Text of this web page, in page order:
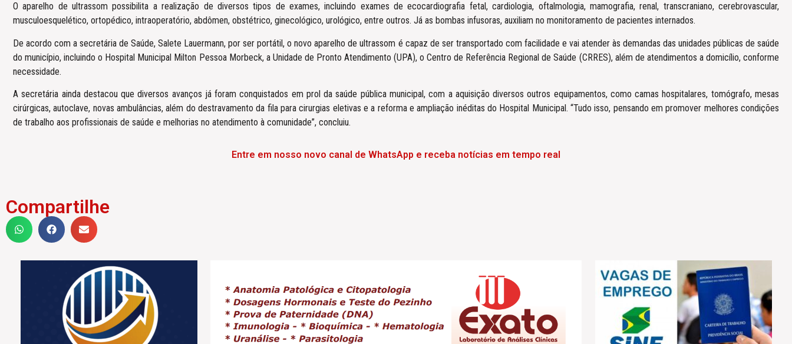
O aparelho de ultrassom possibilita a realização de diversos tipos de exames, incluindo exames de ecocardiografia fetal, cardiologia, oftalmologia, mamografia, renal, transcraniano, cerebrovascular,
musculoesquelético, ortopédico, intraoperatório, abdômen, obstétrico, ginecológico, urológico, entre outros. Já as bombas infusoras, auxiliam no monitoramento de pacientes internados.
De acordo com a secretária de Saúde, Salete Lauermann, por ser portátil, o novo aparelho de ultrassom é capaz de ser transportado com facilidade e vai atender às demandas das unidades públicas de saúde
do município, incluindo o Hospital Municipal Milton Pessoa Morbeck, a Unidade de Pronto Atendimento (UPA), o Centro de Referência Regional de Saúde (CRRES), além de atendimentos a domicílio, conforme
necessidade.
A secretária ainda destacou que diversos avanços já foram conquistados em prol da saúde pública municipal, com a aquisição diversos outros equipamentos, como camas hospitalares, tomógrafo, mesas
cirúrgicas, autoclave, novas ambulâncias, além do destravamento da fila para cirurgias eletivas e a reforma e ampliação inéditas do Hospital Municipal. “Tudo isso, pensando em promover melhores condições
de trabalho aos profissionais de saúde e melhorias no atendimento à comunidade”, concluiu.
Entre em nosso novo canal de WhatsApp e receba notícias em tempo real
Compartilhe